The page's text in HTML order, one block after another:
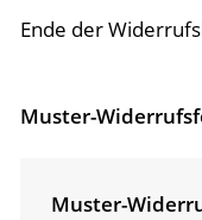
Ende der
Muster-
Muster-